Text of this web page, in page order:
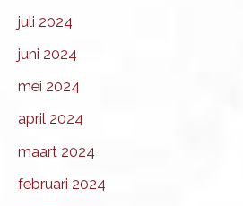
juli 2024
juni 2024
mei 2024
april 2024
maart 2024
februari 2024